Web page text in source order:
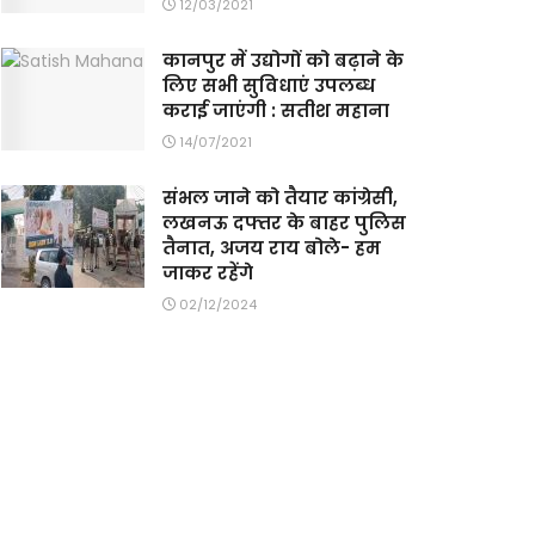
12/03/2021
कानपुर में उद्योगों को बढ़ाने के
लिए सभी सुविधाएं उपलब्ध
कराई जाएंगी : सतीश महाना
14/07/2021
संभल जाने को तैयार कांग्रेसी,
लखनऊ दफ्तर के बाहर पुलिस
तैनात, अजय राय बोले- हम
जाकर रहेंगे
02/12/2024